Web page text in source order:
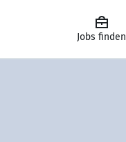
Jobs finden